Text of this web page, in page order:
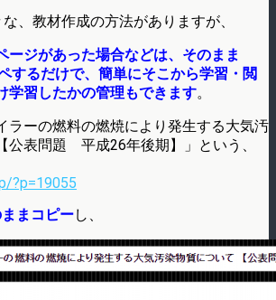
、教材作成の方法がありますが、
ージがあった場合などは、そのまま
するだけで、簡単にそこから学習・閲
学習したかの管理もできます。
ラーの燃料の燃焼により発生する大気汚
表問題 平成26年後期】」という、
?p=19055
まコピーし、